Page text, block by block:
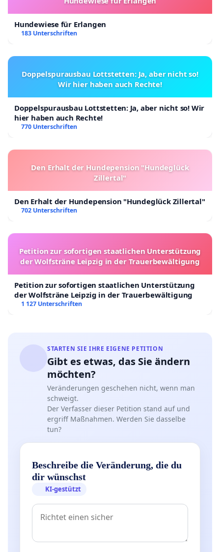
Hundewiese für Erlangen
183 Unterschriften
Doppelspurausbau Lottstetten: Ja, aber nicht so!
Wir hier haben auch Rechte!
Doppelspurausbau Lottstetten: Ja, aber nicht so! Wir
hier haben auch Rechte!
770 Unterschriften
Den Erhalt der Hundepension "Hundeglück
Zillertal"
Den Erhalt der Hundepension "Hundeglück Zillertal"
702 Unterschriften
Petition zur sofortigen staatlichen Unterstützung
der Wolfsträne Leipzig in der Trauerbewältigung
Petition zur sofortigen staatlichen Unterstützung
der Wolfsträne Leipzig in der Trauerbewältigung
1 127 Unterschriften
STARTEN SIE IHRE EIGENE PETITION
Gibt es etwas, das Sie ändern
möchten?
Veränderungen geschehen nicht, wenn man
schweigt.
Der Verfasser dieser Petition stand auf und
ergriff Maßnahmen. Werden Sie dasselbe
tun?
Beschreibe die Veränderung, die du
dir wünschst
KI-gestützt